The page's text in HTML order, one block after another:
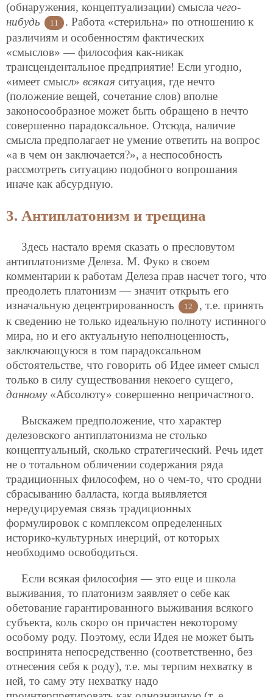
(обнаружения, концептуализации) смысла чего-
нибудь
11
. Работа «стерильна» по отношению к
различиям и особенностям фактических
«смыслов» — философия как-никак
трансцендентальное предприятие! Если угодно,
«имеет смысл» всякая ситуация, где нечто
(положение вещей, сочетание слов) вполне
законосообразное может быть обращено в нечто
совершенно парадоксальное. Отсюда, наличие
смысла предполагает не умение ответить на вопрос
«а в чем он заключается?», а неспособность
рассмотреть ситуацию подобного вопрошания
иначе как абсурдную.
3. Антиплатонизм и трещина
Здесь настало время сказать о пресловутом
антиплатонизме Делеза. М. Фуко в своем
комментарии к работам Делеза прав насчет того, что
преодолеть платонизм — значит открыть его
изначальную децентрированность
12
, т.е. принять
к сведению не только идеальную полноту истинного
мира, но и его актуальную неполноценность,
заключающуюся в том парадоксальном
обстоятельстве, что говорить об Идее имеет смысл
только в силу существования некоего сущего,
данному«Абсолюту» совершенно непричастного.
Выскажем предположение, что характер
делезовского антиплатонизма не столько
концептуальный, сколько стратегический. Речь идет
не о тотальном обличении содержания ряда
традиционных философем, но о чем-то, что сродни
сбрасыванию балласта, когда выявляется
нередуцируемая связь традиционных
формулировок с комплексом определенных
историко-культурных инерций, от которых
необходимо освободиться.
Если всякая философия — это еще и школа
выживания, то платонизм заявляет о себе как
обетование гарантированного выживания всякого
субъекта, коль скоро он причастен некоторому
особому роду. Поэтому, если Идея не может быть
воспринята непосредственно (соответственно, без
отнесения себя к роду), т.е. мы терпим нехватку в
ней, то саму эту нехватку надо